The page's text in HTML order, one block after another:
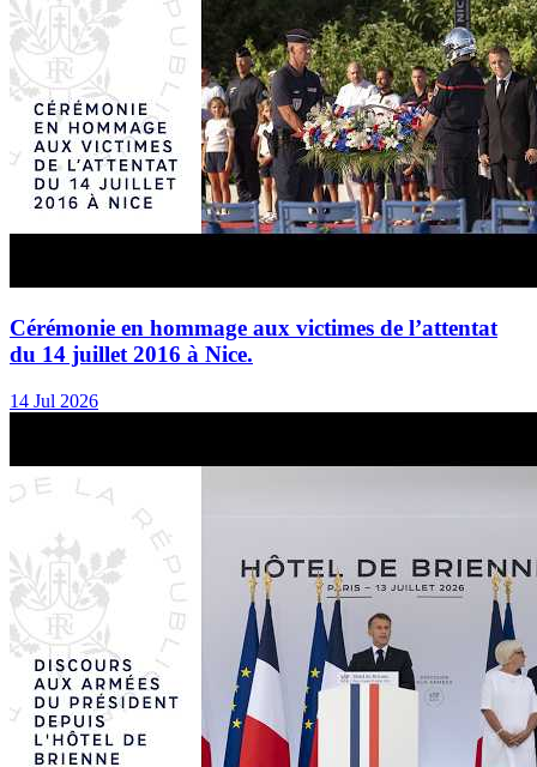
Cérémonie en hommage aux victimes de l’attentat
du 14 juillet 2016 à Nice.
14 Jul 2026